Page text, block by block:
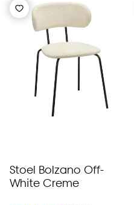
Stoel Bolzano Off-
White Creme